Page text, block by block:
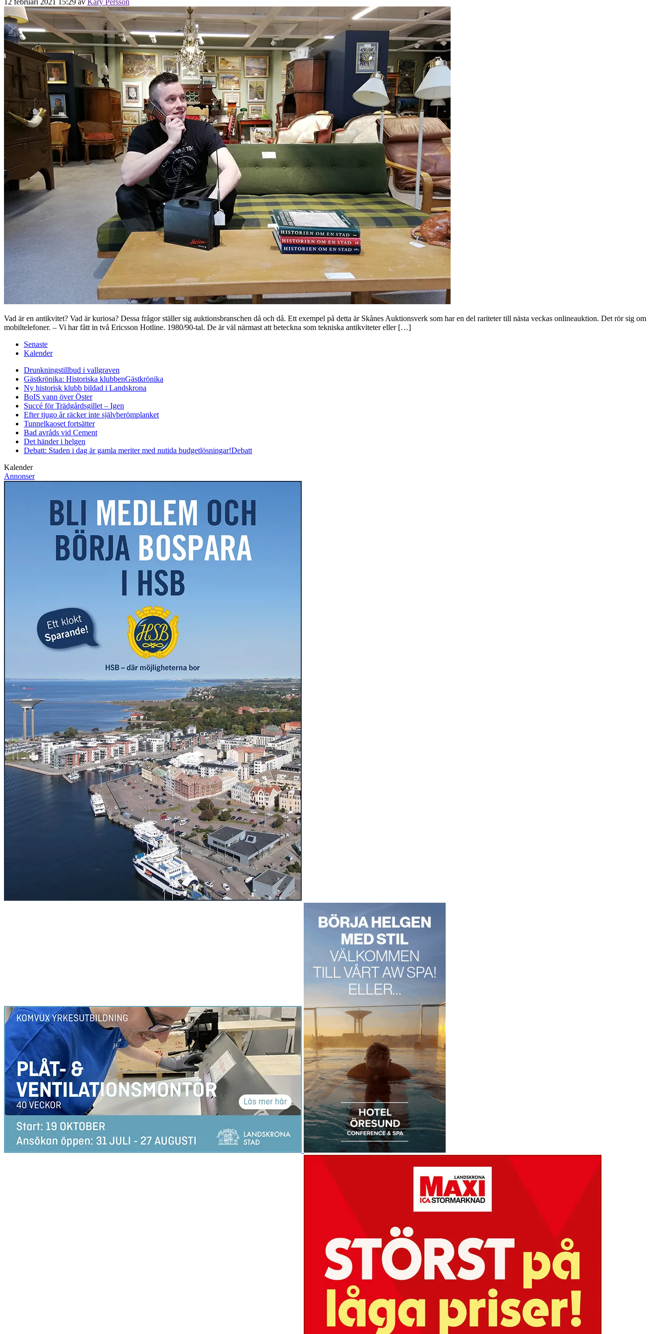
Vad är en antikvitet? Vad är kuriosa? Dessa frågor ställer sig auktionsbranschen då och då. Ett exempel på detta är Skånes Auktionsverk som har en del rariteter till nästa veckas onlineauktion. Det rör sig om
mobiltelefoner. – Vi har fått in två Ericsson Hotline. 1980/90-tal. De är väl närmast att beteckna som tekniska antikviteter eller […]
Senaste
Kalender
Drunkningstillbud i vallgraven
Gästkrönika: Historiska klubbenGästkrönika
Ny historisk klubb bildad i Landskrona
BoIS vann över Öster
Succé för Trädgårdsgillet – Igen
Efter tjugo år räcker inte självberömplanket
Tunnelkaoset fortsätter
Bad avråds vid Cement
Det händer i helgen
Debatt: Staden i dag är gamla meriter med nutida budgetlösningar!Debatt
Kalender
Annonser